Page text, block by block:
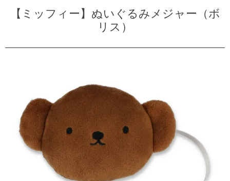
【ミッフィー】ぬいぐるみメジャー（ボ
リス）